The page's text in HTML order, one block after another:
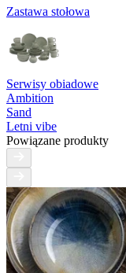
Zastawa stołowa
Serwisy obiadowe
Ambition
Sand
Letni vibe
Powiązane produkty